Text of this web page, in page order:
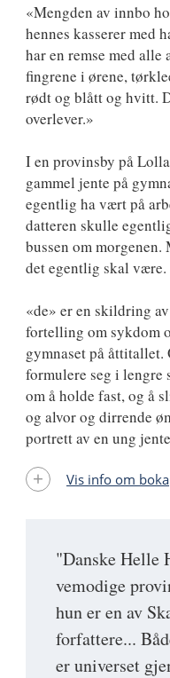
"Danske Helle
vemodige
hun er en av
forfattere...
er universet
«Mengden av innbo
hennes kasserer med
har en remse med alle
fingrene i ørene,
rødt og blått og hvitt.
overlever.»
I en provinsby på
gammel jente på
egentlig ha vært på
datteren skulle
bussen om
det egentlig skal være.
«de» er en skildring
fortelling om sykdom
gymnaset på åttitallet.
formulere seg i lengre
om å holde fast, og å
og alvor og dirrende
portrett av en ung
Vis info om boka